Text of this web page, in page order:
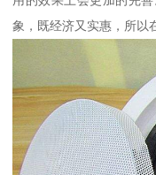
象，既经济又实惠，所以